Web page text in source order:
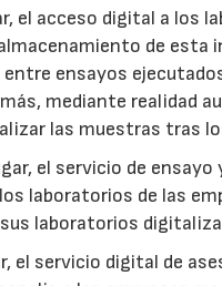
el acceso digital a los
de
ensayos
mediante realidad
las muestras tras
el servicio de
laboratorios de las
laboratorios
el servicio digital de